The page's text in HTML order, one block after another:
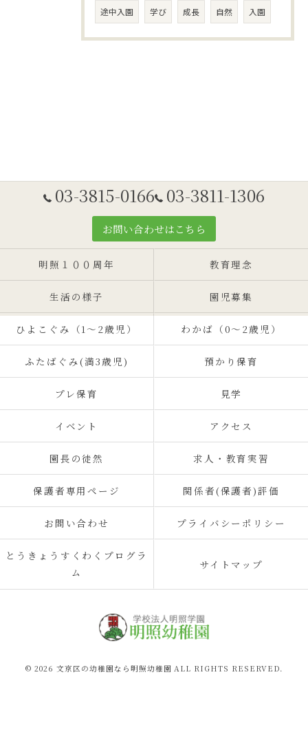
途中入園 学び 成長 自然 入園
03-3815-0166 03-3811-1306
お問い合わせはこちら
明照１００周年 教育理念
生活の様子 園児募集
ひよこぐみ（1〜2歳児） わかば（0～2歳児）
ふたばぐみ(満3歳児) 預かり保育
プレ保育 見学
イベント アクセス
園長の徒然 求人・教育実習
保護者専用ページ 関係者(保護者)評価
お問い合わせ プライバシーポリシー
とうきょうすくわくプログラ
ム
サイトマップ
© 2026 文京区の幼稚園なら明照幼稚園 ALL RIGHTS RESERVED.